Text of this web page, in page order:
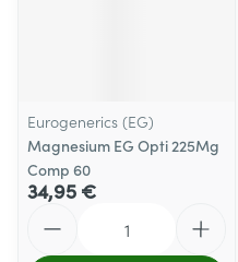
Eurogenerics (EG)
Magnesium EG Opti 225Mg
Comp 60
34,95 €